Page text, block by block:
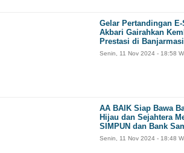
Gelar Pertandingan
Akbari Gairahkan
Prestasi di
Senin, 11 Nov 2024 - 18:58
AA BAIK Siap Bawa
Hijau dan Sejahtera
SIMPUN dan Bank
Senin, 11 Nov 2024 - 18:48